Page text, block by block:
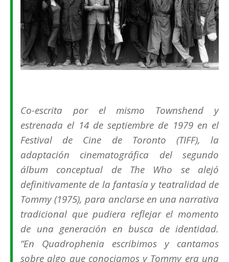
Co-escrita por el mismo Townshend y
estrenada el 14 de septiembre de 1979 en el
Festival de Cine de Toronto (TIFF), la
adaptación cinematográfica del segundo
álbum conceptual de The Who se alejó
definitivamente de la fantasía y teatralidad de
Tommy (1975), para anclarse en una narrativa
tradicional que pudiera reflejar el momento
de una generación en busca de identidad.
“En Quadrophenia escribimos y cantamos
sobre algo que conociamos y Tommyera una